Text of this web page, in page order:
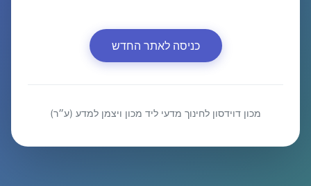
כניסה לאתר החדש
מכון דוידסון לחינוך מדעי ליד מכון ויצמן למדע (ע״ר)